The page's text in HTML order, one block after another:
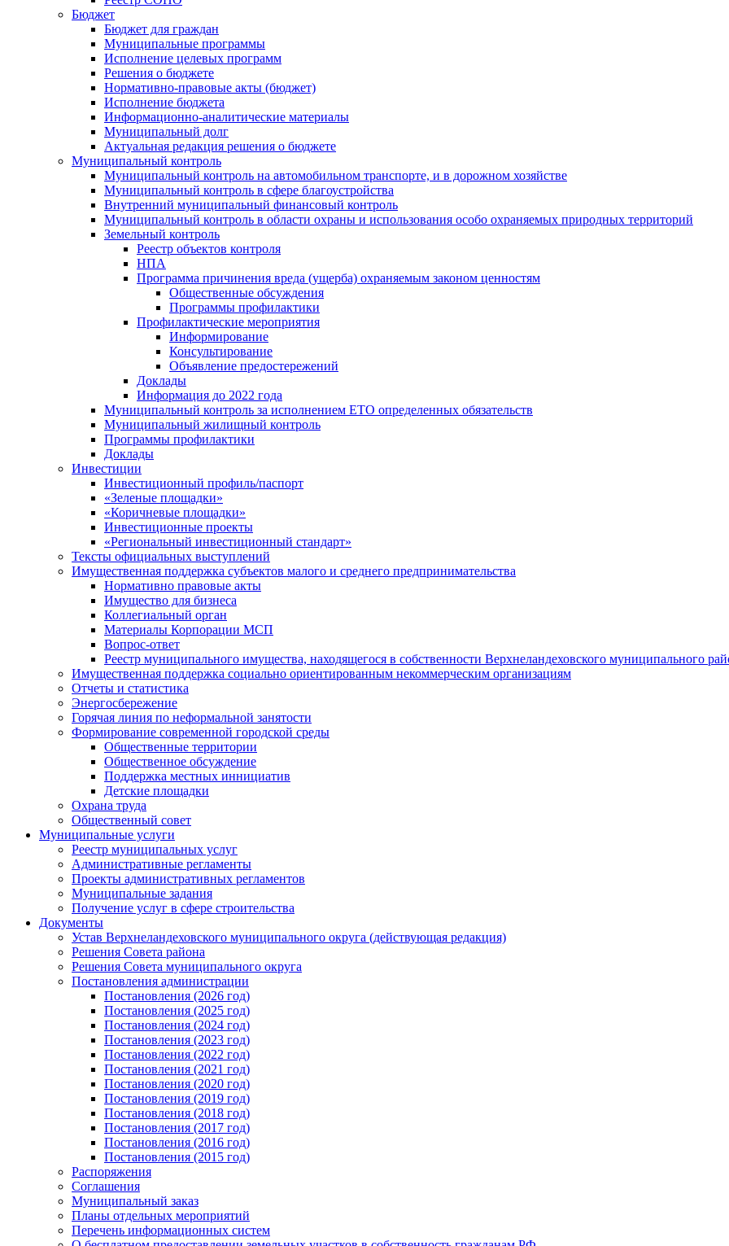
Бюджет
Бюджет для граждан
Муниципальные программы
Исполнение целевых программ
Решения о бюджете
Нормативно-правовые акты (бюджет)
Исполнение бюджета
Информационно-аналитические материалы
Муниципальный долг
Актуальная редакция решения о бюджете
Муниципальный контроль
Муниципальный контроль на автомобильном транспорте, и в дорожном хозяйстве
Муниципальный контроль в сфере благоустройства
Внутренний муниципальный финансовый контроль
Муниципальный контроль в области охраны и использования особо охраняемых природных территорий
Земельный контроль
Реестр объектов контроля
НПА
Программа причинения вреда (ущерба) охраняемым законом ценностям
Общественные обсуждения
Программы профилактики
Профилактические мероприятия
Информирование
Консультирование
Объявление предостережений
Доклады
Информация до 2022 года
Муниципальный контроль за исполнением ЕТО определенных обязательств
Муниципальный жилищный контроль
Программы профилактики
Доклады
Инвестиции
Инвестиционный профиль/паспорт
«Зеленые площадки»
«Коричневые площадки»
Инвестиционные проекты
«Региональный инвестиционный стандарт»
Тексты официальных выступлений
Имущественная поддержка субъектов малого и среднего предпринимательства
Нормативно правовые акты
Имущество для бизнеса
Коллегиальный орган
Материалы Корпорации МСП
Вопрос-ответ
Реестр муниципального имущества, находящегося в собственности Верхнеландеховского муниципального
Имущественная поддержка социально ориентированным некоммерческим организациям
Отчеты и статистика
Энергосбережение
Горячая линия по неформальной занятости
Формирование современной городской среды
Общественные территории
Общественное обсуждение
Поддержка местных иннициатив
Детские площадки
Охрана труда
Общественный совет
Муниципальные услуги
Реестр муниципальных услуг
Административные регламенты
Проекты административных регламентов
Муниципальные задания
Получение услуг в сфере строительства
Документы
Устав Верхнеландеховского муниципального округа (действующая редакция)
Решения Совета района
Решения Совета муниципального округа
Постановления администрации
Постановления (2026 год)
Постановления (2025 год)
Постановления (2024 год)
Постановления (2023 год)
Постановления (2022 год)
Постановления (2021 год)
Постановления (2020 год)
Постановления (2019 год)
Постановления (2018 год)
Постановления (2017 год)
Постановления (2016 год)
Постановления (2015 год)
Распоряжения
Соглашения
Муниципальный заказ
Планы отдельных мероприятий
Перечень информационных систем